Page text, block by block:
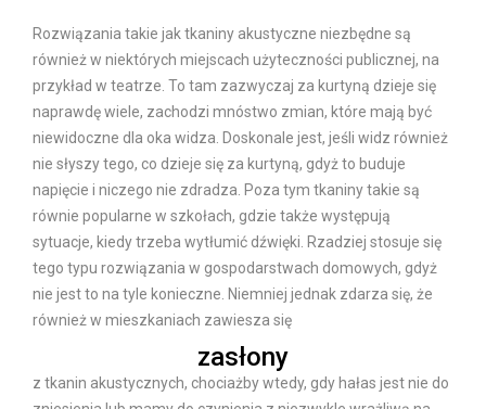
Rozwiązania takie jak tkaniny akustyczne niezbędne są
również w niektórych miejscach użyteczności publicznej, na
przykład w teatrze. To tam zazwyczaj za kurtyną dzieje się
naprawdę wiele, zachodzi mnóstwo zmian, które mają być
niewidoczne dla oka widza. Doskonale jest, jeśli widz również
nie słyszy tego, co dzieje się za kurtyną, gdyż to buduje
napięcie i niczego nie zdradza. Poza tym tkaniny takie są
równie popularne w szkołach, gdzie także występują
sytuacje, kiedy trzeba wytłumić dźwięki. Rzadziej stosuje się
tego typu rozwiązania w gospodarstwach domowych, gdyż
nie jest to na tyle konieczne. Niemniej jednak zdarza się, że
również w mieszkaniach zawiesza się
zasłony
z tkanin akustycznych, chociażby wtedy, gdy hałas jest nie do